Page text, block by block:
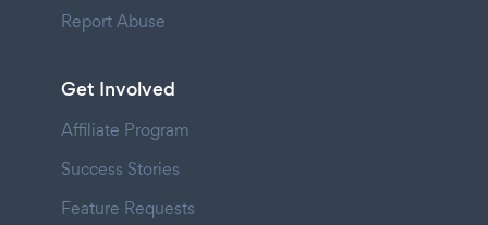
Report Abuse
Get Involved
Affiliate Program
Success Stories
Feature Requests